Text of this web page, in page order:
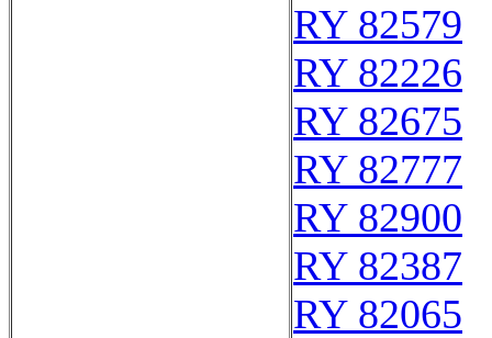
RY 82579
RY 82226
RY 82675
RY 82777
RY 82900
RY 82387
RY 82065